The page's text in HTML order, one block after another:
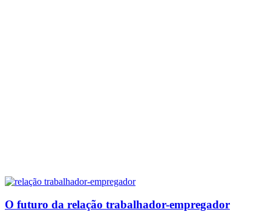
O futuro da relação trabalhador-empregador